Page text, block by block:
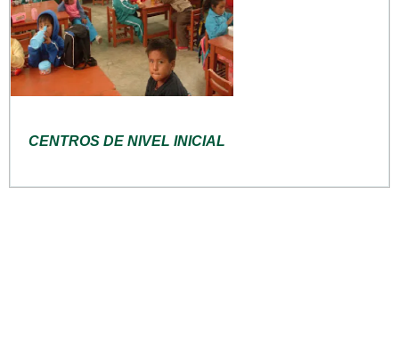
CENTROS DE NIVEL INICIAL